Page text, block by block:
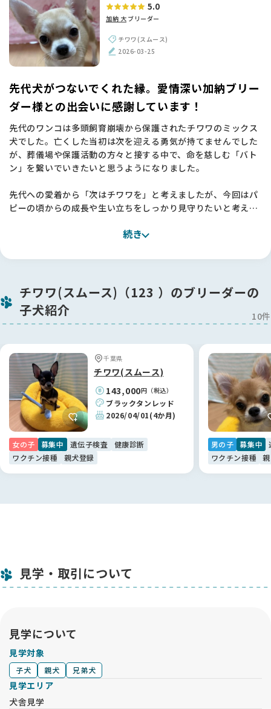
5.0
加納 大 ブリーダー
チワワ(スムース)
2026-03-25
先代犬がつないでくれた縁。愛情深い加納ブリー
ダー様との出会いに感謝しています！
先代のワンコは多頭飼育崩壊から保護されたチワワのミックス
犬でした。亡くした当初は次を迎える勇気が持てませんでした
が、葬儀場や保護活動の方々と接する中で、命を慈しむ「バト
ン」を繋いでいきたいと思うようになりました。
先代への愛着から「次はチワワを」と考えましたが、今回はパ
ピーの頃からの成長や生い立ちをしっかり見守りたいと考え、
関西圏では理想のスムースコートチワワになかなか出会えず、
直感で「この子だ！」と確信しました🐶
加納さんは、お迎えにあたってのルールなど、最初は「少し厳
しいのかな？」と緊張しましたが、すべては子犬への深い愛情
ゆえ。理由を聞けば納得することばかりで、初めてのパピーを
飼育する私にとって、細かく相談に乗っていただける体制は本
当に心強いです。
「甘やかしすぎだよ」と正直にアドバイスをいただける関係に
なれたことも、加納さんの真摯なお人柄のおかげだと感謝して
います。✨
【BreederFamiliesへ】
加納ブリーダー様との素敵なご縁を繋いでくれたのが、
BreederFamiliesでした！Instagramのリールがきっかけでし
たが、サイトの「健全なブリーディング」への姿勢にとても安
心感を覚えました。
特に助かったのは、BreederFamiliesの方とLINEで直接繋がれ
ブリーダーさん本人には少し聞きにくいような細かな質問も、
る素晴らしいプラットフォームです！利用して本当に良かった
です。🐾
続き
チワワ(スムース)（123 ）のブリーダーの
子犬紹介
10件
千葉県
チワワ(スムース)
143,000円（税込）
ブラックタンレッド
2026/04/01(4か月)
女の子 募集中 遺伝子検査
健康診断
ワクチン接種
親犬登録
男の子 募集中
ワクチン接種
見学・取引について
見学について
見学対象
子犬 親犬 兄弟犬
見学エリア
犬舎見学